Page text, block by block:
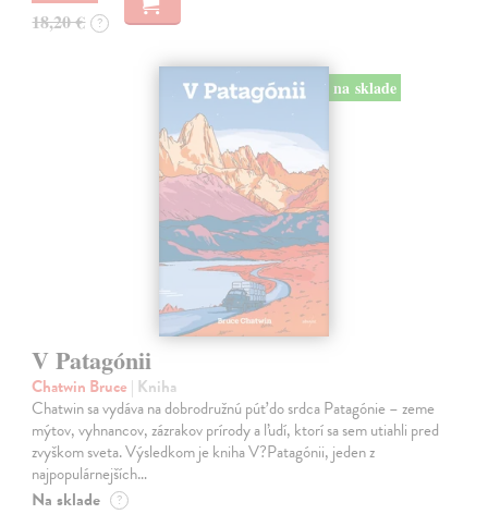
18,20 € ?
na sklade
V Patagónii
Chatwin Bruce | Kniha
Chatwin sa vydáva na dobrodružnú púť do srdca Patagónie – zeme
mýtov, vyhnancov, zázrakov prírody a ľudí, ktorí sa sem utiahli pred
zvyškom sveta. Výsledkom je kniha V?Patagónii, jeden z
najpopulárnejších…
Na sklade ?